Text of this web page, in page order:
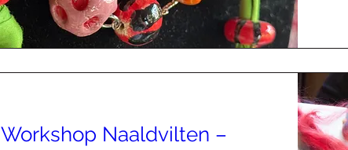
Workshop Naaldvilten –